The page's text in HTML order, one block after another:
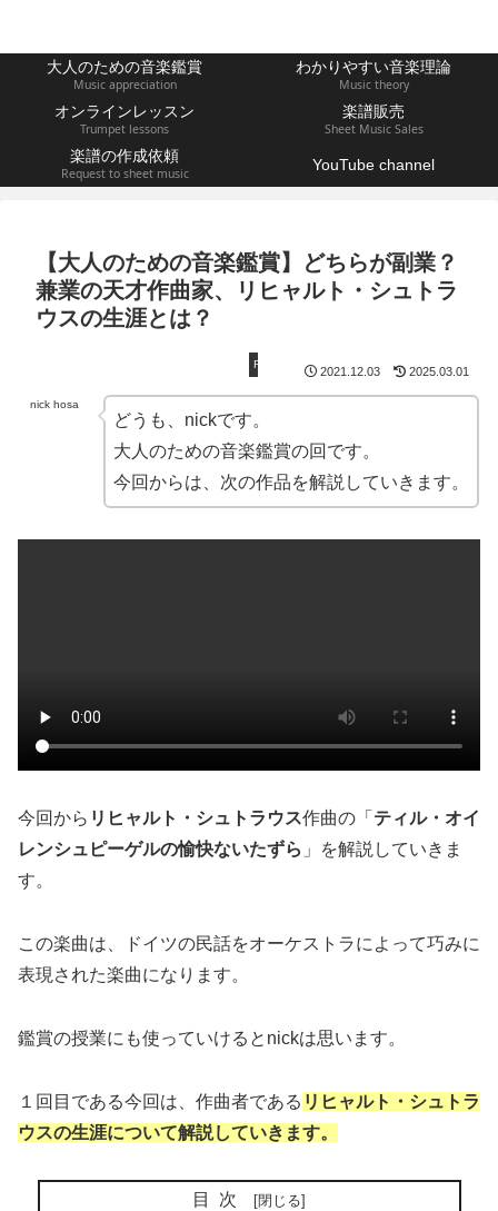
大人のための音楽鑑賞
Music appreciation
わかりやすい音楽理論
Music theory
オンラインレッスン
Trumpet lessons
楽譜販売
Sheet Music Sales
楽譜の作成依頼
Request to sheet music YouTube channel
【大人のための音楽鑑賞】どちらが副業？
兼業の天才作曲家、リヒャルト・シュトラ
ウスの生涯とは？
R.シュトラウス
2021.12.03 2025.03.01
nick hosa
どうも、nickです。
大人のための音楽鑑賞の回です。
今回からは、次の作品を解説していきます。
今回から リヒャルト・シュトラウス作曲の「 ティル・オイ
レンシュピーゲルの愉快ないたずら 」を解説していきま
す。
この楽曲は、ドイツの民話をオーケストラによって巧みに
表現された楽曲になります。
鑑賞の授業にも使っていけるとnickは思います。
１回目である今回は、作曲者である リヒャルト・シュトラ
ウスの生涯について解説していきます。
目次